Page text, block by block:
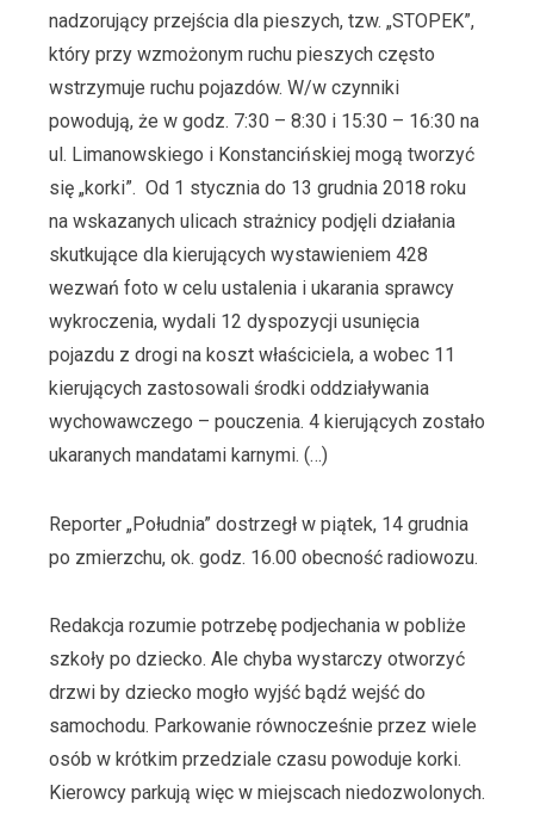
nadzorujący przejścia dla pieszych, tzw. „STOPEK”,
który przy wzmożonym ruchu pieszych często
wstrzymuje ruchu pojazdów. W/w czynniki
powodują, że w godz. 7:30 – 8:30 i 15:30 – 16:30 na
ul. Limanowskiego i Konstancińskiej mogą tworzyć
się „korki”. Od 1 stycznia do 13 grudnia 2018 roku
na wskazanych ulicach strażnicy podjęli działania
skutkujące dla kierujących wystawieniem 428
wezwań foto w celu ustalenia i ukarania sprawcy
wykroczenia, wydali 12 dyspozycji usunięcia
pojazdu z drogi na koszt właściciela, a wobec 11
kierujących zastosowali środki oddziaływania
wychowawczego – pouczenia. 4 kierujących zostało
ukaranych mandatami karnymi. (…)
Reporter „Południa” dostrzegł w piątek, 14 grudnia
po zmierzchu, ok. godz. 16.00 obecność radiowozu.
Redakcja rozumie potrzebę podjechania w pobliże
szkoły po dziecko. Ale chyba wystarczy otworzyć
drzwi by dziecko mogło wyjść bądź wejść do
samochodu. Parkowanie równocześnie przez wiele
osób w krótkim przedziale czasu powoduje korki.
Kierowcy parkują więc w miejscach niedozwolonych.